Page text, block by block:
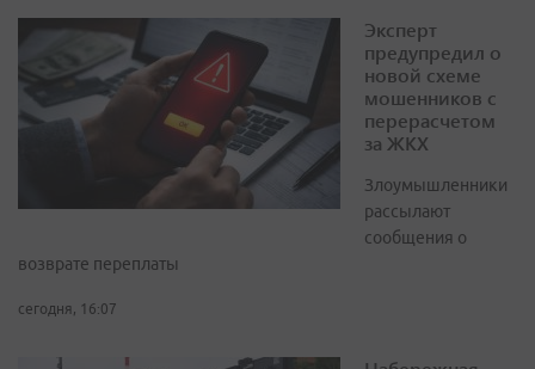
Эксперт
предупредил о
новой схеме
мошенников с
перерасчетом
за ЖКХ
Злоумышленники
рассылают
сообщения о
возврате переплаты
сегодня, 16:07